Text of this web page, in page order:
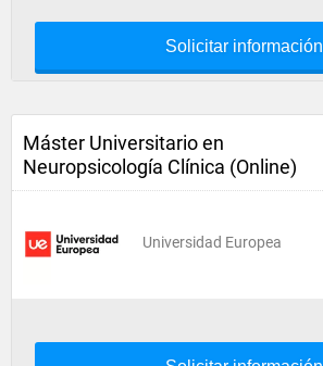
Solicitar información
Máster Universitario en
Neuropsicología Clínica (Online)
Universidad Europea